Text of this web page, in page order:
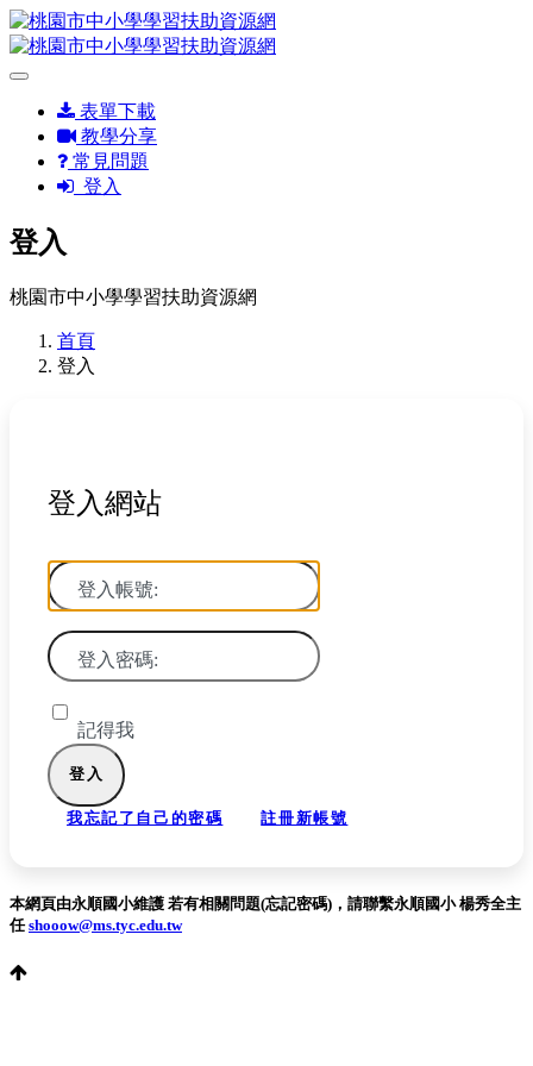
表單下載
教學分享
常見問題
登入
登入
桃園市中小學學習扶助資源網
首頁
登入
登入網站
登入帳號:
登入密碼:
記得我
我忘記了自己的密碼 註冊新帳號
本網頁由永順國小維護 若有相關問題(忘記密碼)，請聯繫永順國小 楊秀全主
任shooow@ms.tyc.edu.tw